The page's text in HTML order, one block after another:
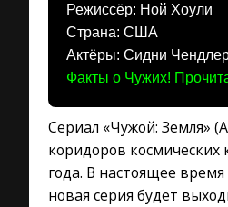
Режиссёр: Ной Хоули
Страна: США
Актёры: Сидни
Факты о Чужих!
Сериал «Чужой: Земля»
коридоров
года. В настоящее
новая серия будет